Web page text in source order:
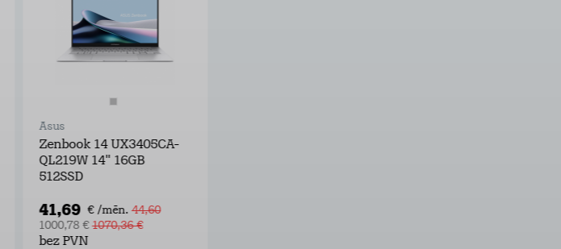
Asus
Zenbook 14 UX3405CA-
QL219W 14" 16GB
512SSD
41,69 € /mēn. 44,60
1000,78 €1070,36 €
bez PVN